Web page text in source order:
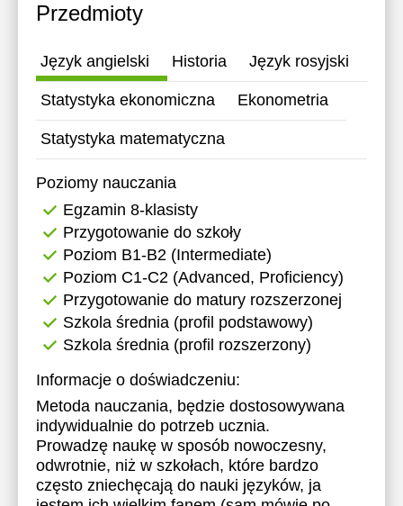
Przedmioty
Język angielski Historia Język rosyjski
Statystyka ekonomiczna Ekonometria
Statystyka matematyczna
Poziomy nauczania
Egzamin 8-klasisty
Przygotowanie do szkoły
Poziom B1-B2 (Intermediate)
Poziom C1-C2 (Advanced, Proficiency)
Przygotowanie do matury rozszerzonej
Szkola średnia (profil podstawowy)
Szkola średnia (profil rozszerzony)
Informacje o doświadczeniu:
Metoda nauczania, będzie dostosowywana
indywidualnie do potrzeb ucznia.
Prowadzę naukę w sposób nowoczesny,
odwrotnie, niż w szkołach, które bardzo
często zniechęcają do nauki języków, ja
19:00
19:30